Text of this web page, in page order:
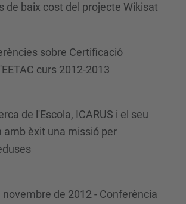
de baix cost del projecte Wikisat
sobre Certificació
curs 2012-2013
de l'Escola, ICARUS i el seu
amb èxit una missió per
de 2012 - Conferència